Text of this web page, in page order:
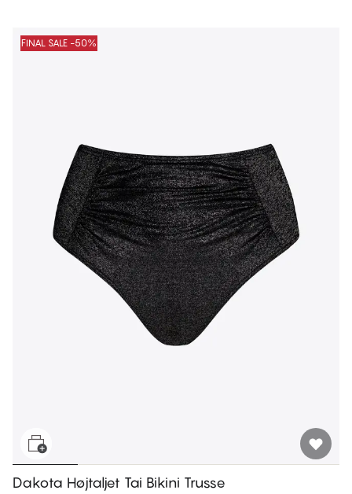
FINAL SALE -50%
Dakota Højtaljet Tai Bikini Trusse